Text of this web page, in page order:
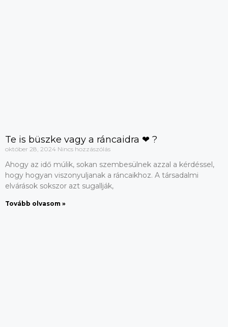
Te is büszke vagy a ráncaidra ❤ ?
október 28, 2024 Nincs hozzászólás
Ahogy az idő múlik, sokan szembesülnek azzal a kérdéssel,
hogy hogyan viszonyuljanak a ráncaikhoz. A társadalmi
elvárások sokszor azt sugallják,
Tovább olvasom »